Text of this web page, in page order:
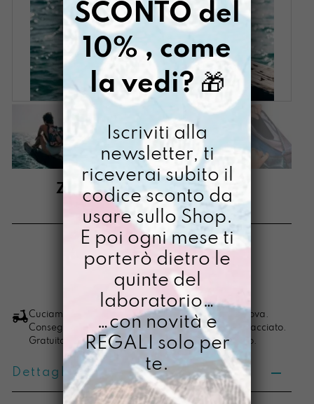
ZAINO WANDERLUST
€ 95,00
[ Borse Zaino: 38,5 x 33 x 10 cm ]
Wanderlust
quantità
LO VOGLIO
Cuciamo ogni ordine nel nostro laboratorio di Padova.
Consegna in 4/5 giorni lavorativi, pacco sempre tracciato.
Gratuita per ordini di importo superiore ai 100 euro.
Dettagli prodotto
SCONTO del
10% , come
la vedi? 🎁
Iscriviti alla
newsletter, ti
riceverai subito il
codice sconto da
usare sullo Shop.
E poi ogni mese ti
porterò dietro le
quinte del
laboratorio…
…con novità e
REGALI solo per
te.